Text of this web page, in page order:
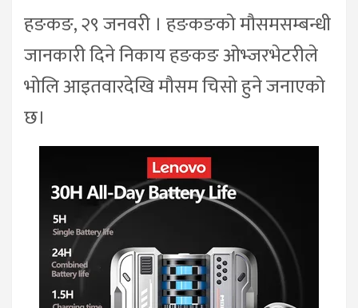
हङकङ, २९ जनवरी । हङकङको मौसमसम्बन्धी
जानकारी दिने निकाय हङकङ ओभ्जरभेटरीले
भोलि आइतवारदेखि मौसम चिसो हुने जनाएको
छ।